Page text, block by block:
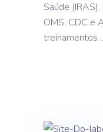
Saúde
OMS, CDC e
treinamentos